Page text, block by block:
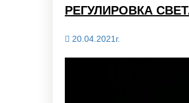
РЕГУЛИРОВКА
20.04.2021г.